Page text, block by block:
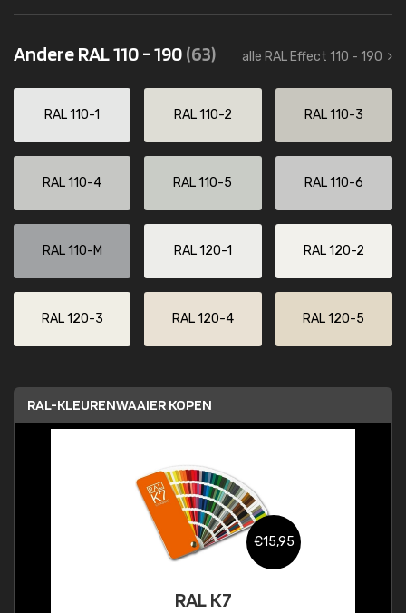
Andere RAL 110 - 190(63) alle RAL Effect 110 - 190
RAL 110-1 RAL 110-2 RAL 110-3
RAL 110-4 RAL 110-5 RAL 110-6
RAL 110-M RAL 120-1 RAL 120-2
RAL 120-3 RAL 120-4 RAL 120-5
RAL-KLEURENWAAIER KOPEN
€15,95
RAL K7